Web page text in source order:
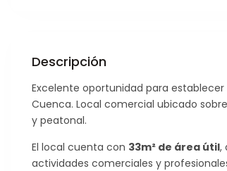
Descripción
Excelente oportunidad para
Cuenca. Local comercial ubicado
y peatonal.
El local cuenta con 33m² de área útil,
actividades comerciales y